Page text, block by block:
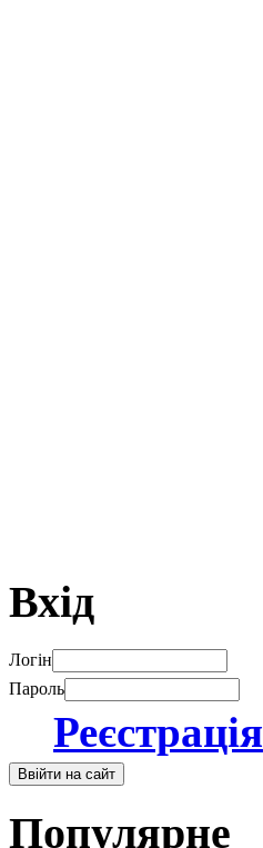
Вхід
Логін
Пароль
Реєстрація
Популярне